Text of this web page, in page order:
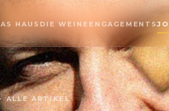
HAUS DIE WEINE ENGAGEMENTS
ALLE ARTIKEL